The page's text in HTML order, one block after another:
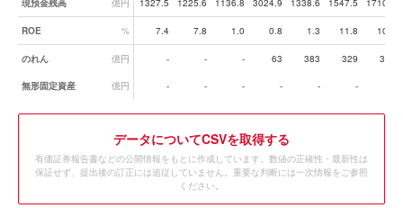
現預金残高 億円 1327.5 1225.6 1136.8 3024.9 1338.6 1547.5 1710.8
ROE % 7.4 7.8 1.0 0.8 1.3 11.8 10.5
のれん 億円 - - - 63 383 329 320
無形固定資産 億円 - - - - - -
データについてCSVを取得する
有価証券報告書などの公開情報をもとに作成しています。数値の正確性・最新性は
保証せず、提出後の訂正には追従していません。重要な判断には一次情報をご参照
ください。